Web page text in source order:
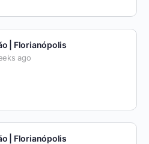
| Florianópolis
ago
| Florianópolis